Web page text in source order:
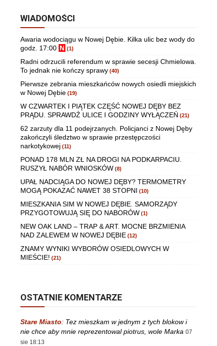
WIADOMOŚCI
Awaria wodociągu w Nowej Dębie. Kilka ulic bez wody do
godz. 17:00 N (1)
Radni odrzucili referendum w sprawie secesji Chmielowa.
To jednak nie kończy sprawy (40)
Pierwsze zebrania mieszkańców nowych osiedli miejskich
w Nowej Dębie (19)
W CZWARTEK I PIĄTEK CZĘŚĆ NOWEJ DĘBY BEZ
PRĄDU. SPRAWDŹ ULICE I GODZINY WYŁĄCZEŃ (21)
62 zarzuty dla 11 podejrzanych. Policjanci z Nowej Dęby
zakończyli śledztwo w sprawie przestępczości
narkotykowej (11)
PONAD 178 MLN ZŁ NA DROGI NA PODKARPACIU.
RUSZYŁ NABÓR WNIOSKÓW (8)
UPAŁ NADCIĄGA DO NOWEJ DĘBY? TERMOMETRY
MOGĄ POKAZAĆ NAWET 38 STOPNI (10)
MIESZKANIA SIM W NOWEJ DĘBIE. SAMORZĄDY
PRZYGOTOWUJĄ SIĘ DO NABORÓW (1)
NEW OAK LAND – TRAP & ART. MOCNE BRZMIENIA
NAD ZALEWEM W NOWEJ DĘBIE (12)
ZNAMY WYNIKI WYBORÓW OSIEDLOWYCH W
MIEŚCIE! (21)
OSTATNIE KOMENTARZE
Stare Miasto: Tez mieszkam w jednym z tych blokow i
nie chce aby mnie reprezentowal piotrus, wole Marka 07
sie 18:13